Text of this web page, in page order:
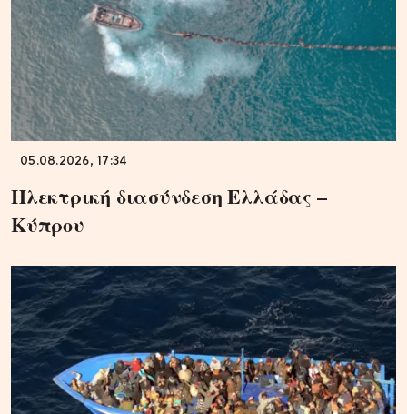
05.08.2026, 17:34
Ηλεκτρική διασύνδεση Ελλάδας –
Κύπρου